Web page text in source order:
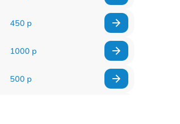
450 р
1000 р
500 р